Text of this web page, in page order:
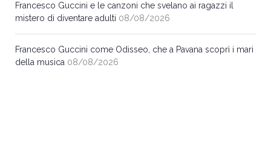
Francesco Guccini e le canzoni che svelano ai ragazzi il
mistero di diventare adulti 08/08/2026
Francesco Guccini come Odisseo, che a Pavana scoprì i mari
della musica 08/08/2026